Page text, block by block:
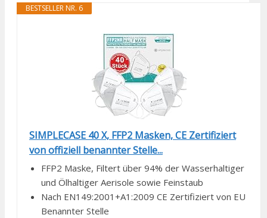
BESTSELLER NR. 6
SIMPLECASE 40 X, FFP2 Masken, CE Zertifiziert
von offiziell benannter Stelle...
FFP2 Maske, Filtert über 94% der Wasserhaltiger
und Ölhaltiger Aerisole sowie Feinstaub
Nach EN149:2001+A1:2009 CE Zertifiziert von EU
Benannter Stelle